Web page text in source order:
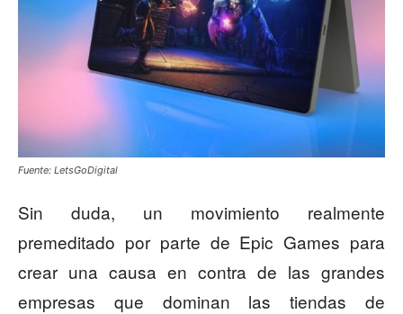
Fuente: LetsGoDigital
Sin duda, un movimiento realmente
premeditado por parte de Epic Games para
crear una causa en contra de las grandes
empresas que dominan las tiendas de